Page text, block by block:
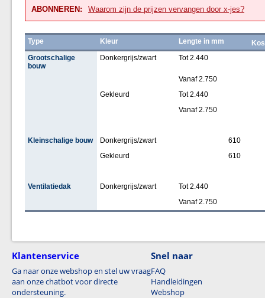
ABONNEREN: Waarom zijn de prijzen vervangen door x-jes?
Type Kleur Lengte in mm
Grootschalige
bouw
Donkergrijs/zwart Tot 2.440
Vanaf 2.750
Gekleurd
Tot 2.440
Vanaf 2.750
Kleinschalige bouw Donkergrijs/zwart
610
Gekleurd
610
Ventilatiedak Donkergrijs/zwart
Tot 2.440
Vanaf 2.750
Klantenservice
Ga naar onze webshop en stel uw vraag
aan onze chatbot voor directe
ondersteuning.
Snel naar
FAQ
Handleidingen
Webshop